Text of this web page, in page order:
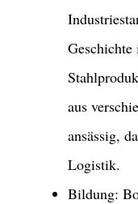
aus
ansässig,
Logistik.
Bildung: